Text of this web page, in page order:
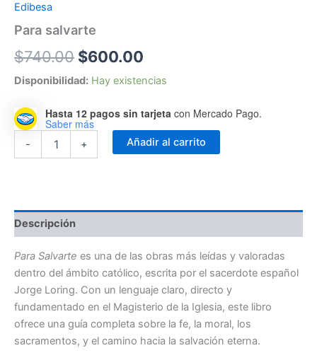
Edibesa
Para salvarte
$740.00 El
precio
original
era:
$740.00.
$600.00
precio
actual
es:
$600.00.
Disponibilidad: Hay existencias
Hasta 12 pagos sin tarjeta con Mercado Pago.
Saber más
- + Añadir al carrito
Descripción
Para Salvarte es una de las obras más leídas y valoradas
dentro del ámbito católico, escrita por el sacerdote español
Jorge Loring. Con un lenguaje claro, directo y
fundamentado en el Magisterio de la Iglesia, este libro
ofrece una guía completa sobre la fe, la moral, los
sacramentos, y el camino hacia la salvación eterna.